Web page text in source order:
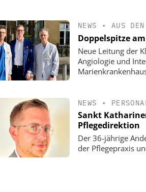
NEWS • AUS
Doppelspitze
Neue Leitung der
Angiologie und
NEWS •
Sankt
Pflegedirektion
Der 36-jährige
der Pflegepraxis